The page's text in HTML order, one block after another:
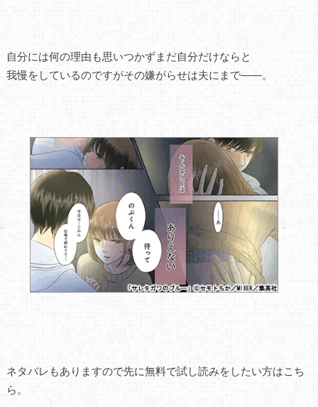
自分には何の理由も思いつかずまだ自分だけならと
我慢をしているのですがその嫌がらせは夫にまで――。
ネタバレもありますので先に無料で試し読みをしたい方はこち
ら。